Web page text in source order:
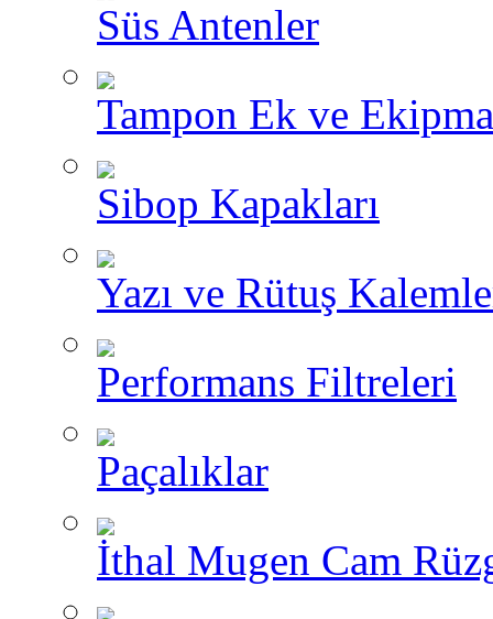
Süs Antenler
Tampon Ek ve
Sibop Kapakları
Yazı ve Rütuş
Performans Filtreleri
Paçalıklar
İthal Mugen Cam